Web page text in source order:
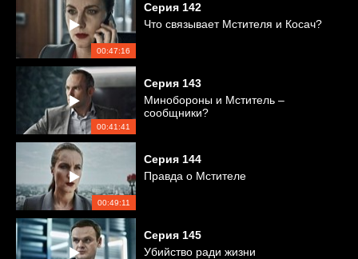
00:47:16
Серия 142
Что связывает Мстителя и Косач?
00:41:41
Серия 143
Минобороны и Мститель –
сообщники?
00:49:11
Серия 144
Правда о Мстителе
Серия 145
Убийство ради жизни